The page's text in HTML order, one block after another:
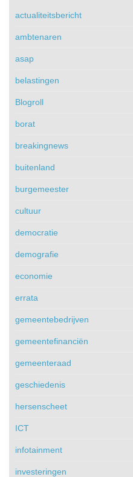
actualiteitsbericht
ambtenaren
asap
belastingen
Blogroll
borat
breakingnews
buitenland
burgemeester
cultuur
democratie
demografie
economie
errata
gemeentebedrijven
gemeentefinanciën
gemeenteraad
geschiedenis
hersenscheet
ICT
infotainment
investeringen